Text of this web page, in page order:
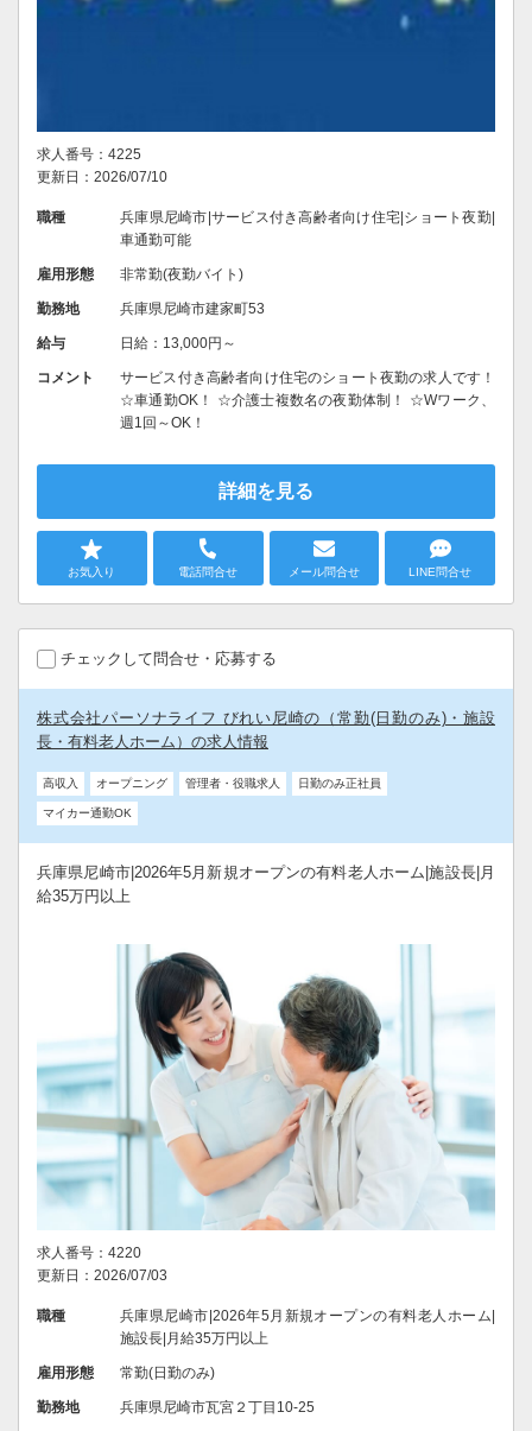
求人番号：4225
更新日：2026/07/10
職種
兵庫県尼崎市|サービス付き高齢者向け住宅|ショート夜勤|
車通勤可能
雇用形態 非常勤(夜勤バイト)
勤務地 兵庫県尼崎市建家町53
給与 日給：13,000円～
コメント
サービス付き高齢者向け住宅のショート夜勤の求人です！
☆車通勤OK！ ☆介護士複数名の夜勤体制！ ☆Wワーク、
週1回～OK！
詳細を見る
お気入り 電話問合せ メール問合せ LINE問合せ
チェックして問合せ・応募する
株式会社パーソナライフ びれい尼崎の（常勤(日勤のみ)・施設
長・有料老人ホーム）の求人情報
高収入 オープニング 管理者・役職求人 日勤のみ正社員
マイカー通勤OK
兵庫県尼崎市|2026年5月新規オープンの有料老人ホーム|施設長|月
給35万円以上
求人番号：4220
更新日：2026/07/03
職種
兵庫県尼崎市|2026年5月新規オープンの有料老人ホーム|
施設長|月給35万円以上
雇用形態 常勤(日勤のみ)
勤務地 兵庫県尼崎市瓦宮２丁目10-25